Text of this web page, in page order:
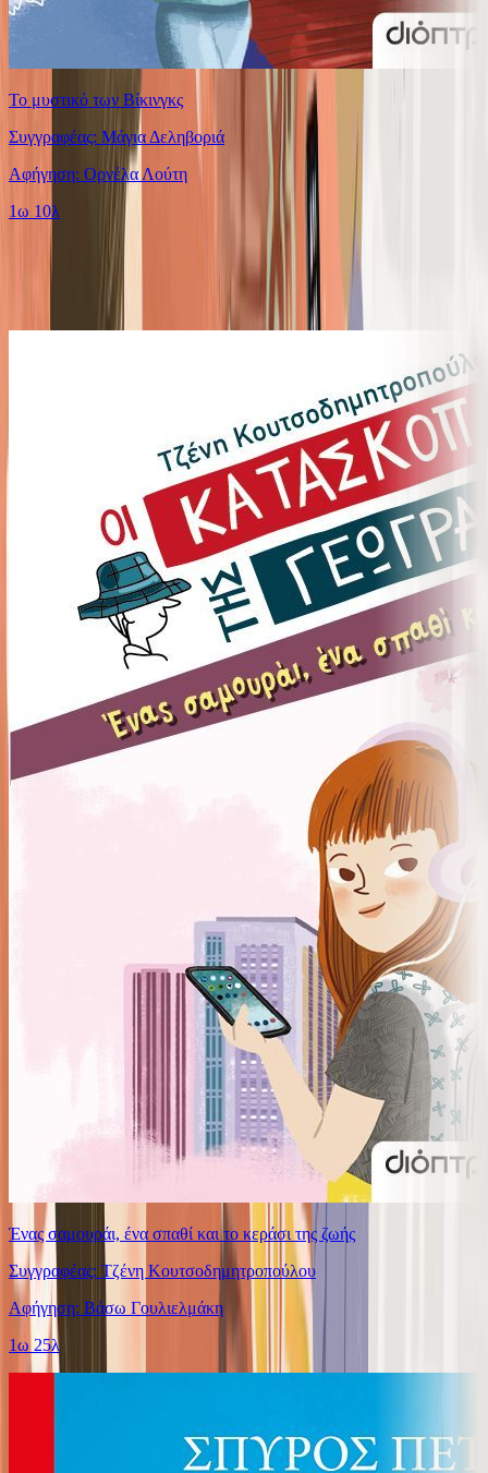
Το μυστικό των Βίκινγκς
Συγγραφέας: Μάγια Δεληβοριά
Αφήγηση: Ορνέλα Λούτη
1ω 10λ
Ίδιος Αφηγητής
Ένας σαμουράι, ένα σπαθί και το κεράσι της ζωής
Συγγραφέας: Τζένη Κουτσοδημητροπούλου
Αφήγηση: Βάσω Γουλιελμάκη
1ω 25λ